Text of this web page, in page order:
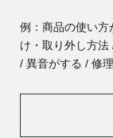
例：商品の使い
け・取り外し方法
/ 異音がする / 修